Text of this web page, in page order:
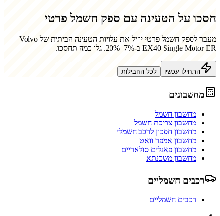
חסכו על הטעינה עם ספק חשמל פרטי
מעבר לספק חשמל פרטי יוזיל את עלויות הטעינה הביתית של Volvo
EX40 Single Motor ER ב-7%–20%. גלו כמה תחסכו.
התחילו עכשיו לכל החבילות
מחשבונים
מחשבון חשמל
מחשבון צריכת חשמל
מחשבון חסכון לרכב חשמלי
מחשבון אמפר וואט
מחשבון פאנלים סולאריים
מחשבון משכנתא
רכבים חשמליים
רכבים חשמליים